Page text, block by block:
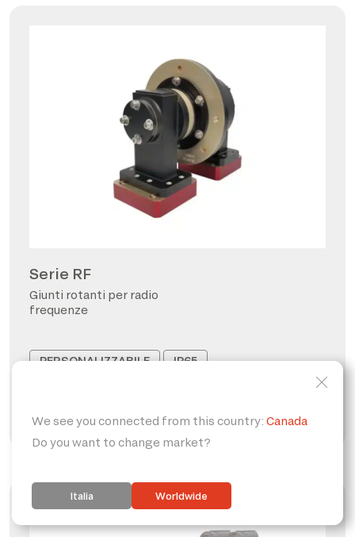
Serie RF
Giunti rotanti per radio
frequenze
PERSONALIZZABILE
IP65